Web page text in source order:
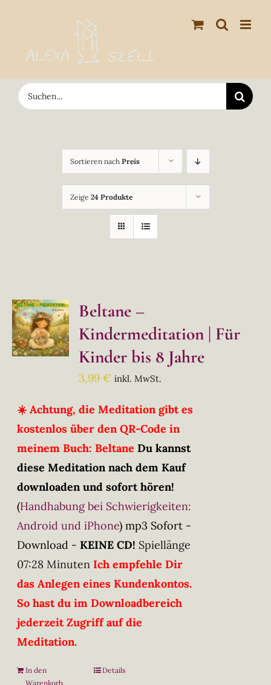
springen
Suche
nach:
Sortieren nach Preis
Zeige 24 Produkte
Beltane –
Kindermeditation | Für
Kinder bis 8 Jahre
3,99€ inkl. MwSt.
☀️ Achtung, die Meditation gibt es
kostenlos über den QR-Code in
meinem Buch: Beltane Du kannst
diese Meditation nach dem Kauf
downloaden und sofort hören!
(Handhabung bei Schwierigkeiten:
Android und iPhone) mp3 Sofort -
Download - KEINE CD! Spiellänge
07:28 Minuten Ich empfehle Dir
das Anlegen eines Kundenkontos.
So hast du im Downloadbereich
jederzeit Zugriff auf die
Meditation.
In den
Warenkorb
Details